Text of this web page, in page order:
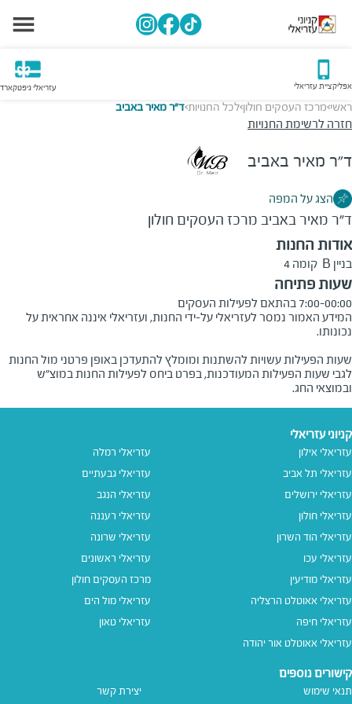
אפליקציית עזריאלי עזריאלי גיפטקארד
ראשי>מרכז העסקים חולון>לכל החנויות>ד״ר מאיר באביב
חזרה לרשימת החנויות
ד״ר מאיר באביב
הצג על המפה
ד״ר מאיר באביב מרכז העסקים חולון
אודות החנות
בניין B קומה 4
שעות פתיחה
7:00-00:00 בהתאם לפעילות העסקים
המידע האמור נמסר לעזריאלי על-ידי החנות, ועזריאלי איננה אחראית על
שעות הפעילות עשויות להשתנות ומומלץ להתעדכן באופן פרטני מול החנות
לגבי שעות הפעילות המעודכנות, בפרט ביחס לפעילות החנות במוצ"ש
ובמוצאי החג.
קניוני עזריאלי
עזריאלי אילון
עזריאלי תל אביב
עזריאלי ירושלים
עזריאלי חולון
עזריאלי הוד השרון
עזריאלי עכו
עזריאלי מודיעין
עזריאלי אאוטלט הרצליה
עזריאלי חיפה
עזריאלי אאוטלט אור יהודה
עזריאלי רמלה
עזריאלי גבעתיים
עזריאלי הנגב
עזריאלי רעננה
עזריאלי שרונה
עזריאלי ראשונים
מרכז העסקים חולון
עזריאלי מול הים
עזריאלי טאון
קישורים נוספים
תנאי שימוש יצירת קשר